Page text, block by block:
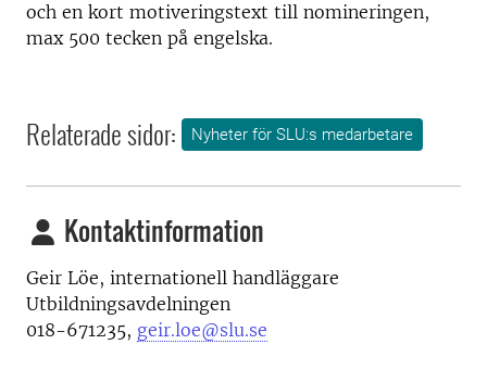
och en kort motiveringstext till nomineringen,
max 500 tecken på engelska.
Relaterade sidor: Nyheter för SLU:s medarbetare
Kontaktinformation
Geir Löe, internationell handläggare
Utbildningsavdelningen
018-671235, geir.loe@slu.se